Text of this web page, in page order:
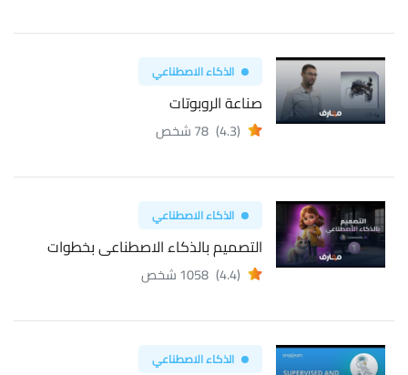
الذكاء الاصطناعي
صناعة الروبوتات
(4.3) 78 شخص
الذكاء الاصطناعي
التصميم بالذكاء الاصطناعى بخطوات
(4.4) 1058 شخص
الذكاء الاصطناعي